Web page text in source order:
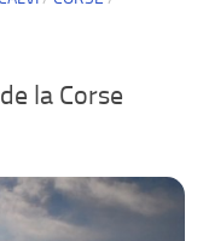
la Corse